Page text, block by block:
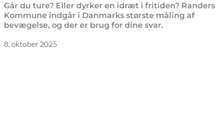
Går du ture? Eller dyrker en idræt i fritiden? Randers
Kommune indgår i Danmarks største måling af
bevægelse, og der er brug for dine svar.
8. oktober 2025